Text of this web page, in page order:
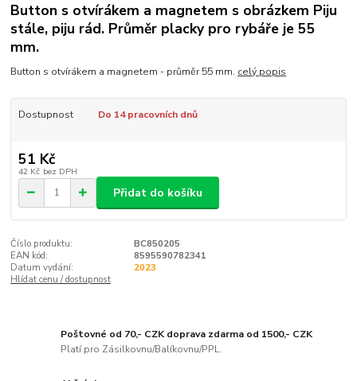
Button s otvírákem a magnetem s obrázkem Piju
stále, piju rád. Průměr placky pro rybáře je 55
mm.
Button s otvírákem a magnetem - průměr 55 mm. celý popis
Dostupnost Do 14 pracovních dnů
51 Kč
42 Kč bez DPH
Přidat do košíku
Číslo produktu:
BC850205
EAN kód:
8595590782341
Datum vydání:
2023
Hlídat cenu / dostupnost
Poštovné od 70,- CZK doprava zdarma od 1500,- CZK
Platí pro Zásilkovnu/Balíkovnu/PPL.